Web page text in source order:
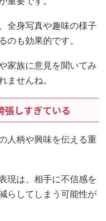
のも効果的です。
ませんね。
張しすぎている
人柄や興味を伝える重
らしてしまう可能性が